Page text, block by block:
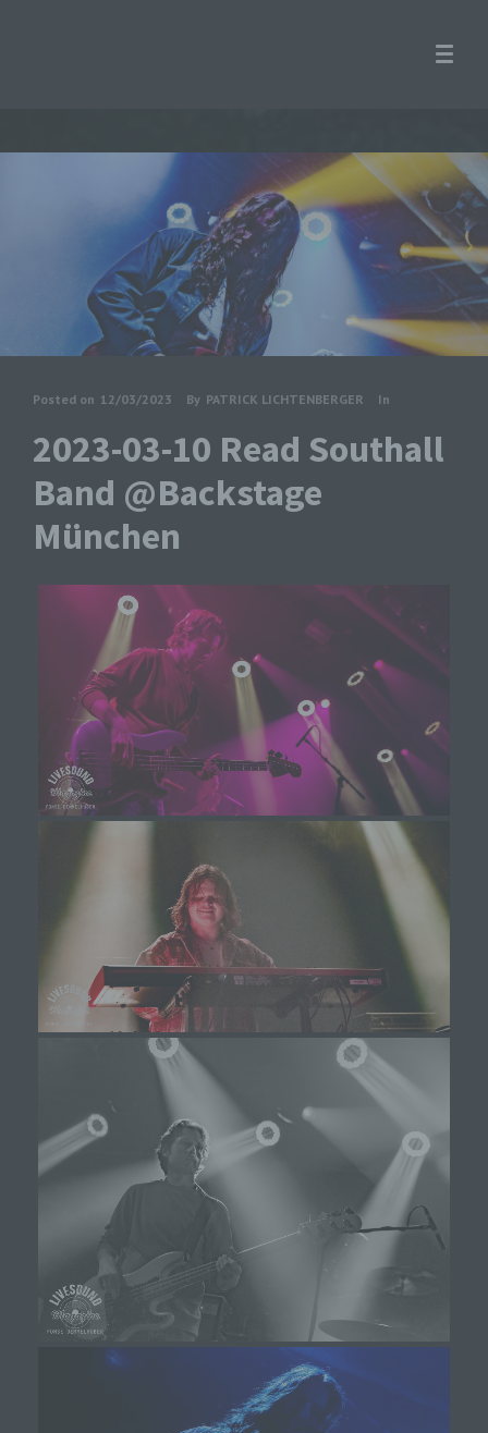
Posted on 12/03/2023 By PATRICK LICHTENBERGER In
2023-03-10 Read Southall
Band @Backstage
München